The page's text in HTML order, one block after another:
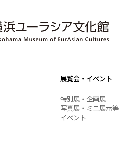
展覧会・イベント
特別展・企画展
写真展・ミニ展示等
イベント